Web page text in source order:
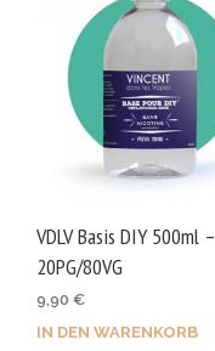
VDLV Basis DIY 500ml –
20PG/80VG
9,90 €
IN DEN WARENKORB